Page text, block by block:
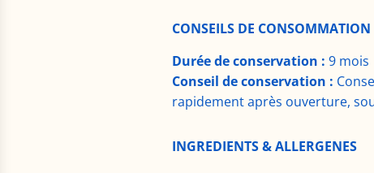
CONSEILS DE CONSOMMATION
Durée de conservation : 9 mois
Conseil de conservation :
rapidement après ouverture,
INGREDIENTS & ALLERGENES